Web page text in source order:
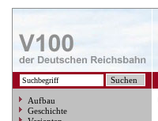
Aufbau
Geschichte